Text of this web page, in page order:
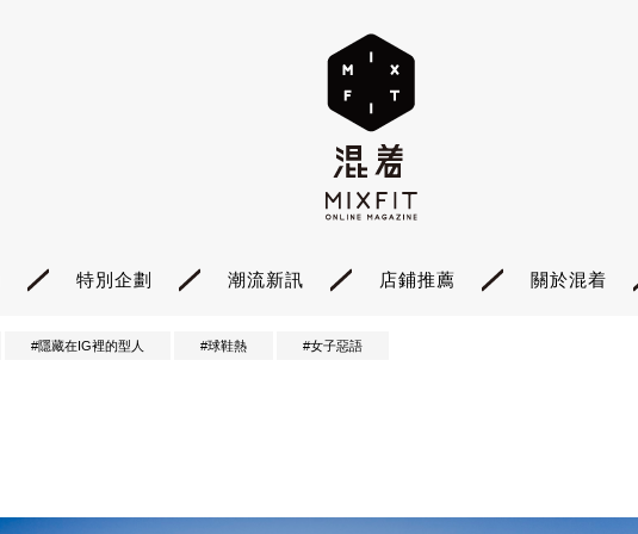
特別企劃 潮流新訊 店鋪推薦 關於混着
#隱藏在IG裡的型人 #球鞋熱 #女子惡語